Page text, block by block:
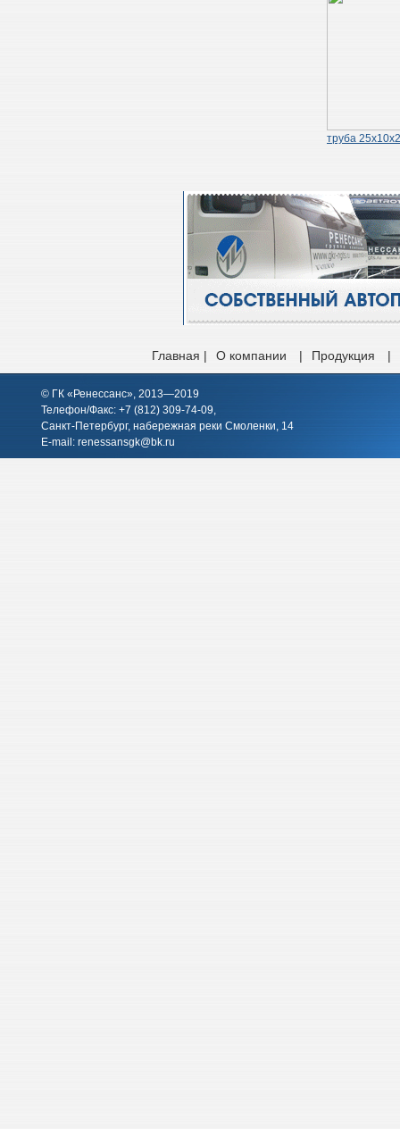
труба
Главная | О компании | Продукция |
© ГК «Ренессанс», 2013—2019
Телефон/Факс: +7 (812) 309-74-09,
Санкт-Петербург, набережная реки Смоленки, 14
E-mail: renessansgk@bk.ru